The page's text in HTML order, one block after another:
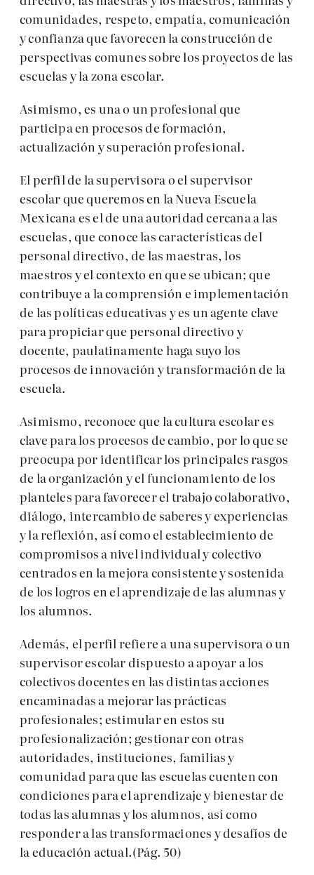
comunidades, respeto, empatía, comunicación
y confianza que favorecen la construcción de
perspectivas comunes sobre los proyectos de las
escuelas y la zona escolar.
Asimismo, es una o un profesional que
participa en procesos de formación,
actualización y superación profesional.
El perfil de la supervisora o el supervisor
escolar que queremos en la Nueva Escuela
Mexicana es el de una autoridad cercana a las
escuelas, que conoce las características del
personal directivo, de las maestras, los
maestros y el contexto en que se ubican; que
contribuye a la comprensión e implementación
de las políticas educativas y es un agente clave
para propiciar que personal directivo y
docente, paulatinamente haga suyo los
procesos de innovación y transformación de la
escuela.
Asimismo, reconoce que la cultura escolar es
clave para los procesos de cambio, por lo que se
preocupa por identificar los principales rasgos
de la organización y el funcionamiento de los
planteles para favorecer el trabajo colaborativo,
diálogo, intercambio de saberes y experiencias
y la reflexión, así como el establecimiento de
compromisos a nivel individual y colectivo
centrados en la mejora consistente y sostenida
de los logros en el aprendizaje de las alumnas y
los alumnos.
Además, el perfil refiere a una supervisora o un
supervisor escolar dispuesto a apoyar a los
colectivos docentes en las distintas acciones
encaminadas a mejorar las prácticas
profesionales; estimular en estos su
profesionalización; gestionar con otras
autoridades, instituciones, familias y
comunidad para que las escuelas cuenten con
condiciones para el aprendizaje y bienestar de
todas las alumnas y los alumnos, así como
responder a las transformaciones y desafíos de
la educación actual.(Pág. 50)